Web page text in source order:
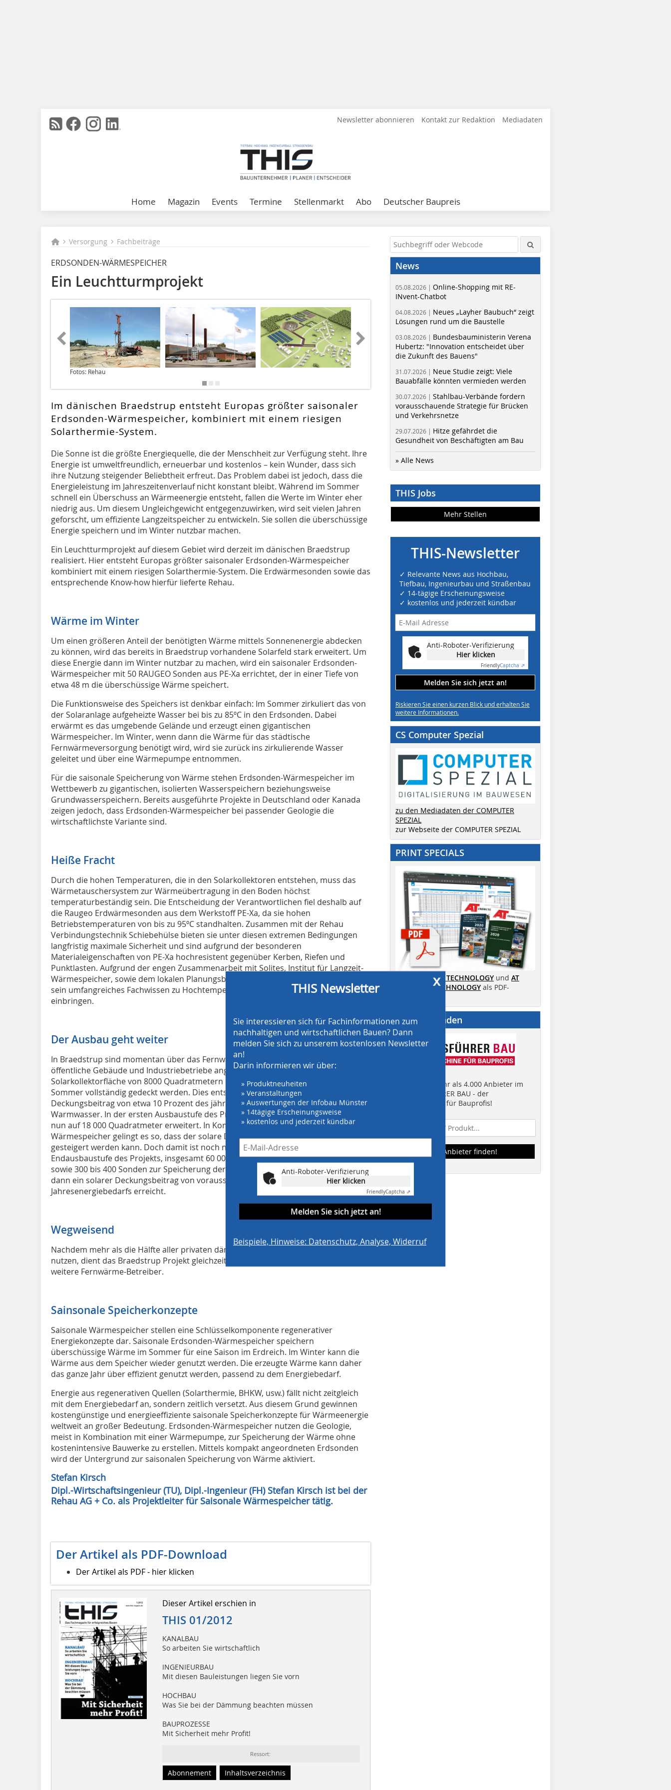
Newsletter abonnieren Kontakt zur Redaktion Mediadaten
Home Magazin Events Termine Stellenmarkt Abo Deutscher Baupreis
Versorgung Fachbeiträge
ERDSONDEN-WÄRMESPEICHER
Ein Leuchtturmprojekt
Fotos: Rehau
Im dänischen Braedstrup entsteht Europas größter saisonaler
Erdsonden-Wärmespeicher, kombiniert mit einem riesigen
Solarthermie-System.
Die Sonne ist die größte Energiequelle, die der Menschheit zur Verfügung steht. Ihre
Energie ist umweltfreundlich, erneuerbar und kostenlos – kein Wunder, dass sich
ihre Nutzung steigender Beliebtheit erfreut. Das Problem dabei ist jedoch, dass die
Energieleistung im Jahreszeitenverlauf nicht konstant bleibt. Während im Sommer
schnell ein Überschuss an Wärmeenergie entsteht, fallen die Werte im Winter eher
niedrig aus. Um diesem Ungleichgewicht entgegenzuwirken, wird seit vielen Jahren
geforscht, um effiziente Langzeitspeicher zu entwickeln. Sie sollen die überschüssige
Energie speichern und im Winter nutzbar machen.
Ein Leuchtturmprojekt auf diesem Gebiet wird derzeit im dänischen Braedstrup
realisiert. Hier entsteht Europas größter saisonaler Erdsonden-Wärmespeicher
kombiniert mit einem riesigen Solarthermie-System. Die Erdwärmesonden sowie das
entsprechende Know-how hierfür lieferte Rehau.
Wärme im Winter
Um einen größeren Anteil der benötigten Wärme mittels Sonnenenergie abdecken
zu können, wird das bereits in Braedstrup vorhandene Solarfeld stark erweitert. Um
diese Energie dann im Winter nutzbar zu machen, wird ein saisonaler Erdsonden-
Wärmespeicher mit 50 RAUGEO Sonden aus PE-Xa errichtet, der in einer Tiefe von
etwa 48 m die überschüssige Wärme speichert.
Die Funktionsweise des Speichers ist denkbar einfach: Im Sommer zirkuliert das von
der Solaranlage aufgeheizte Wasser bei bis zu 85ºC in den Erdsonden. Dabei
erwärmt es das umgebende Gelände und erzeugt einen gigantischen
Wärmespeicher. Im Winter, wenn dann die Wärme für das städtische
Fernwärmeversorgung benötigt wird, wird sie zurück ins zirkulierende Wasser
geleitet und über eine Wärmepumpe entnommen.
Für die saisonale Speicherung von Wärme stehen Erdsonden-Wärmespeicher im
Wettbewerb zu gigantischen, isolierten Wasserspeichern beziehungsweise
Grundwasserspeichern. Bereits ausgeführte Projekte in Deutschland oder Kanada
zeigen jedoch, dass Erdsonden-Wärmespeicher bei passender Geologie die
wirtschaftlichste Variante sind.
Heiße Fracht
Durch die hohen Temperaturen, die in den Solarkollektoren entstehen, muss das
Wärmetauschersystem zur Wärmeübertragung in den Boden höchst
temperaturbeständig sein. Die Entscheidung der Verantwortlichen fiel deshalb auf
die Raugeo Erdwärmesonden aus dem Werkstoff PE-Xa, da sie hohen
Betriebstemperaturen von bis zu 95ºC standhalten. Zusammen mit der Rehau
Verbindungstechnik Schiebehülse bieten sie unter diesen extremen Bedingungen
langfristig maximale Sicherheit und sind aufgrund der besonderen
Materialeigenschaften von PE-Xa hochresistent gegenüber Kerben, Riefen und
Punktlasten. Aufgrund der engen Zusammenarbeit mit Solites, Institut für Langzeit-
Wärmespeicher, sowie dem lokalen Planungsbüros PlanEnergi/GEO konnte Rehau
sein umfangreiches Fachwissen zu Hochtemperatursonden von Beginn an
einbringen.
Der Ausbau geht weiter
In Braedstrup sind momentan über das Fernwärmenetz 1200 Häuser sowie
öffentliche Gebäude und Industriebetriebe angeschlossen. Durch die bestehende
Solarkollektorfläche von 8000 Quadratmetern kann der Warmwasserbedarf im
Sommer vollständig gedeckt werden. Dies entspricht jedoch nur einem solaren
Deckungsbeitrag von etwa 10 Prozent des jährlichen Energiebedarfs für Heizung und
Warmwasser. In der ersten Ausbaustufe des Projektes wird die Solarkollektorfläche
nun auf 18 000 Quadratmeter erweitert. In Kombination mit dem Erdsonden-
Wärmespeicher gelingt es so, dass der solare Deckungsbeitrag auf etwa 20 Prozent
gesteigert werden kann. Doch damit ist noch nicht Schluss: Geplant ist, in der
Endausbaustufe des Projekts, insgesamt 60 000 Quadratmeter an Solarkollektoren
sowie 300 bis 400 Sonden zur Speicherung der Wärme zu installieren. Damit wird
dann ein solarer Deckungsbeitrag von voraussichtlich 60 Prozent des gesamten
Jahresenergiebedarfs erreicht.
Wegweisend
Nachdem mehr als die Hälfte aller privaten dänischen Heizsysteme Fernwärme
nutzen, dient das Braedstrup Projekt gleichzeitig als Fallstudie und Vorreiter für
weitere Fernwärme-Betreiber.
Sainsonale Speicherkonzepte
Saisonale Wärmespeicher stellen eine Schlüsselkomponente regenerativer
Energiekonzepte dar. Saisonale Erdsonden-Wärmespeicher speichern
überschüssige Wärme im Sommer für eine Saison im Erdreich. Im Winter kann die
Wärme aus dem Speicher wieder genutzt werden. Die erzeugte Wärme kann daher
das ganze Jahr über effizient genutzt werden, passend zu dem Energiebedarf.
Energie aus regenerativen Quellen (Solarthermie, BHKW, usw.) fällt nicht zeitgleich
mit dem Energiebedarf an, sondern zeitlich versetzt. Aus diesem Grund gewinnen
kostengünstige und energieeffiziente saisonale Speicherkonzepte für Wärmeenergie
weltweit an großer Bedeutung. Erdsonden-Wärmespeicher nutzen die Geologie,
meist in Kombination mit einer Wärmepumpe, zur Speicherung der Wärme ohne
kostenintensive Bauwerke zu erstellen. Mittels kompakt angeordneten Erdsonden
wird der Untergrund zur saisonalen Speicherung von Wärme aktiviert.
Stefan Kirsch
Dipl.-Wirtschaftsingenieur (TU), Dipl.-Ingenieur (FH) Stefan Kirsch ist bei der
Rehau AG + Co. als Projektleiter für Saisonale Wärmespeicher tätig.
Der Artikel als PDF-Download
Der Artikel als PDF - hier klicken
Dieser Artikel erschien in
THIS 01/2012
KANALBAU
So arbeiten Sie wirtschaftlich
INGENIEURBAU
Mit diesen Bauleistungen liegen Sie vorn
HOCHBAU
Was Sie bei der Dämmung beachten müssen
BAUPROZESSE
Mit Sicherheit mehr Profit!
Ressort:
Abonnement Inhaltsverzeichnis
x
THIS Newsletter
Sie interessieren sich für Fachinformationen zum
nachhaltigen und wirtschaftlichen Bauen? Dann
melden Sie sich zu unserem kostenlosen Newsletter
an!
Darin informieren wir über:
» Produktneuheiten
» Veranstaltungen
» Auswertungen der Infobau Münster
» 14tägige Erscheinungsweise
» kostenlos und jederzeit kündbar
Anti-Roboter-Verifizierung
Hier klicken
FriendlyCaptcha ⇗
Melden Sie sich jetzt an!
Beispiele, Hinweise: Datenschutz, Analyse, Widerruf
News
05.08.2026 | Online-Shopping mit RE-
INvent-Chatbot
04.08.2026 | Neues „Layher Baubuch“ zeigt
Lösungen rund um die Baustelle
03.08.2026 | Bundesbauministerin Verena
Hubertz: "Innovation entscheidet über
die Zukunft des Bauens"
31.07.2026 | Neue Studie zeigt: Viele
Bauabfälle könnten vermieden werden
30.07.2026 | Stahlbau-Verbände fordern
vorausschauende Strategie für Brücken
und Verkehrsnetze
29.07.2026 | Hitze gefährdet die
Gesundheit von Beschäftigten am Bau
» Alle News
THIS Jobs
Mehr Stellen
THIS-Newsletter
✓ Relevante News aus Hochbau,
Tiefbau, Ingenieurbau und Straßenbau
✓ 14-tägige Erscheinungsweise
✓ kostenlos und jederzeit kündbar
Anti-Roboter-Verifizierung
Hier klicken
FriendlyCaptcha ⇗
Melden Sie sich jetzt an!
Riskieren Sie einen kurzen Blick und erhalten Sie
weitere Informationen.
CS Computer Spezial
zu den Mediadaten der COMPUTER
SPEZIAL
zur Webseite der COMPUTER SPEZIAL
PRINT SPECIALS
AT SCREENING TECHNOLOGY und AT
CRUSHING TECHNOLOGY als PDF-
Anbieter finden
Finden Sie mehr als 4.000 Anbieter im
EINKAUFSFÜHRER BAU - der
Suchmaschine für Bauprofis!
Anbieter finden!